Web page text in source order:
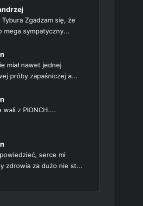
Tybura Zgadzam się, że
mega sympatyczny...
miał nawet jednej
próby zapaśniczej a...
wali z PIONCH....
serce mi
zdrowia za dużo nie st...